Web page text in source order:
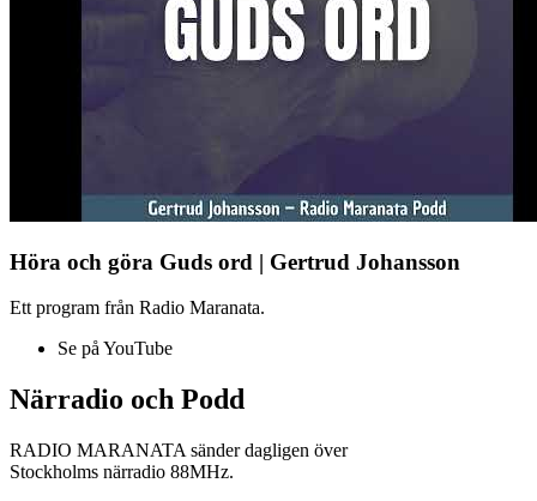
Höra och göra Guds ord | Gertrud Johansson
Ett program från Radio Maranata.
Se på YouTube
Närradio och Podd
RADIO MARANATA sänder dagligen över
Stockholms närradio 88MHz.